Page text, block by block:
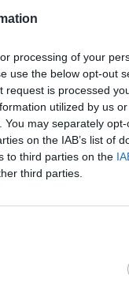
processing of your
use the below opt-out
request is processed
utilized by us
may separately
on the IAB’s list of
to third parties on the
third parties.
HLTV
Global
prezentację
I chociaż sezon
CS-owej
by był on z
i jego koledzy z